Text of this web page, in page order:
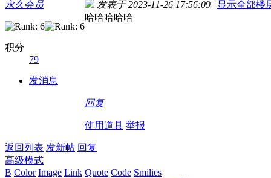
永久会员
积分
79
发消息
发表于 2023-11-26 17:56:09 | 显示全部楼
哈哈哈哈哈
回复
使用道具 举报
返回列表 发新帖 回复
高级模式
B Color Image Link Quote Code Smilies